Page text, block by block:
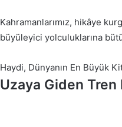
Kahramanlarımız, hikâye
büyüleyici yolculuklarına
Haydi, Dünyanın En Büyük
Uzaya Giden